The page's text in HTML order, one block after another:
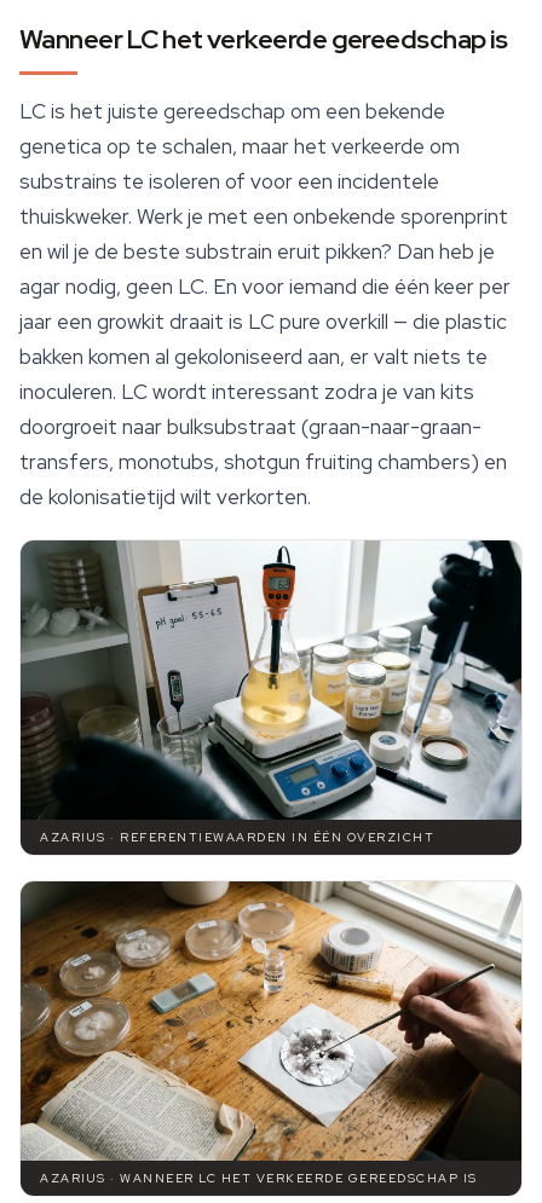
Wanneer LC het verkeerde gereedschap is
LC is het juiste gereedschap om een bekende
genetica op te schalen, maar het verkeerde om
substrains te isoleren of voor een incidentele
thuiskweker. Werk je met een onbekende sporenprint
en wil je de beste substrain eruit pikken? Dan heb je
agar nodig, geen LC. En voor iemand die één keer per
jaar een growkit draait is LC pure overkill — die plastic
bakken komen al gekoloniseerd aan, er valt niets te
inoculeren. LC wordt interessant zodra je van kits
doorgroeit naar bulksubstraat (graan-naar-graan-
transfers, monotubs, shotgun fruiting chambers) en
de kolonisatietijd wilt verkorten.
AZARIUS · REFERENTIEWAARDEN IN ÉÉN OVERZICHT
AZARIUS · WANNEER LC HET VERKEERDE GEREEDSCHAP IS